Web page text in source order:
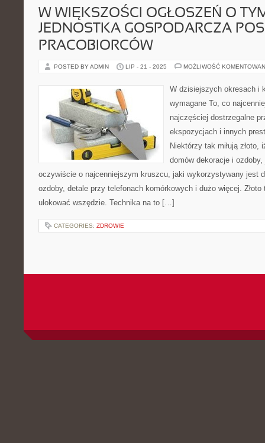
W WIĘKSZOŚCI OGŁOSZEŃ O
JEDNOSTKA GOSPODARCZA
PRACOBIORCÓW
POSTED BY ADMIN LIP - 21 - 2025 MOŻLIWOŚĆ
W dzisiejszych okresach i
wymagane To, co
najczęściej dostrzegalne
ekspozycjach i innych
Niektórzy tak miłują złoto,
domów dekoracje i
oczywiście o najcenniejszym kruszcu, jaki wykorzystywany jest
ozdoby, detale przy telefonach komórkowych i dużo więcej. Złoto
ulokować wszędzie. Technika na to […]
CATEGORIES: ZDROWIE